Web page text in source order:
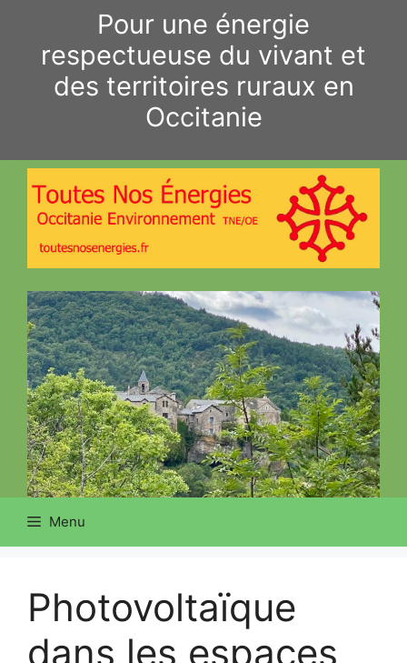
contenu
Pour une énergie
respectueuse du vivant et
des territoires ruraux en
Occitanie
Menu
Photovoltaïque
dans les espaces